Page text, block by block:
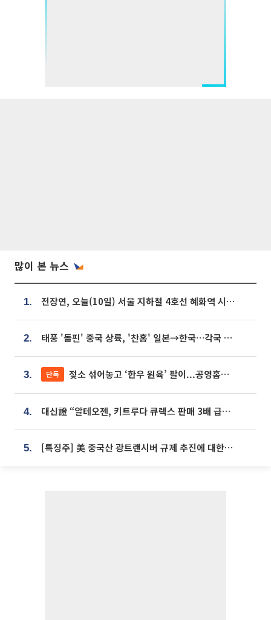
많이 본 뉴스
1. 전장연, 오늘(10일) 서울 지하철 4호선 혜화역 시위…1호선 용산역 무정차
2. 태풍 '돌핀' 중국 상륙, '찬홈' 일본→한국…각국 기상청 예상 경로는?
3. 단독 젖소 섞어놓고 ‘한우 원육’ 팔이...공영홈쇼핑 표기·검증 구멍
4. 대신證 “알테오젠, 키트루다 큐렉스 판매 3배 급증…목표가 41만원 상향”
5. [특징주] 美 중국산 광트랜시버 규제 추진에 대한광통신 등 광통신株 강세